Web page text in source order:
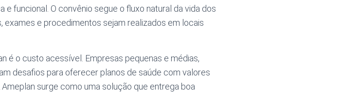
e funcional. O convênio segue o fluxo natural da vida dos
exames e procedimentos sejam realizados em locais
é o custo acessível. Empresas pequenas e médias,
desafios para oferecer planos de saúde com valores
surge como uma solução que entrega boa